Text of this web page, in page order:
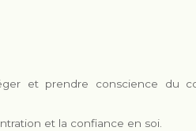
et prendre conscience du
et la confiance en soi.